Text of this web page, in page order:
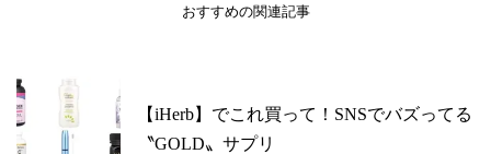
おすすめの関連記事
【iHerb】でこれ買って！SNSでバズってる
〝GOLD〟サプリ